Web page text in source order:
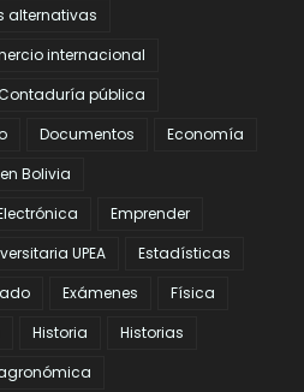
alternativas
internacional
pública
Documentos
Economía
Bolivia
Emprender
UPEA
Estadísticas
Exámenes
Física
Historia
Historias